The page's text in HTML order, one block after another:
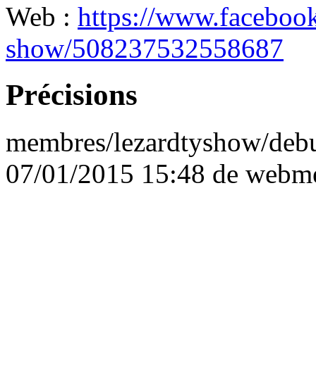
Web : https://
show/508237532558687
Précisions
membres/lezardtyshow/
07/01/2015 15:48 de